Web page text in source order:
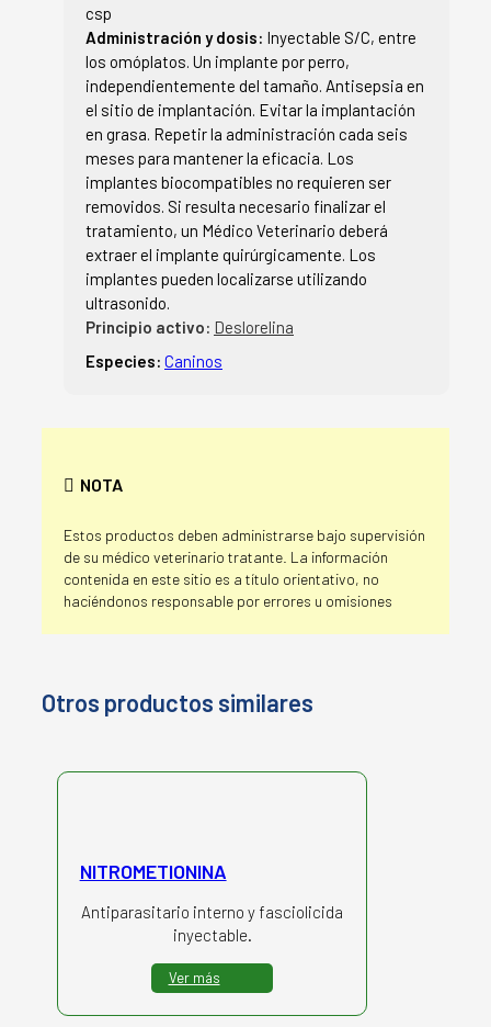
csp
Administración y dosis: Inyectable S/C, entre
los omóplatos. Un implante por perro,
independientemente del tamaño. Antisepsia en
el sitio de implantación. Evitar la implantación
en grasa. Repetir la administración cada seis
meses para mantener la eficacia. Los
implantes biocompatibles no requieren ser
removidos. Si resulta necesario finalizar el
tratamiento, un Médico Veterinario deberá
extraer el implante quirúrgicamente. Los
implantes pueden localizarse utilizando
ultrasonido.
Principio activo: Deslorelina
Especies: Caninos
NOTA
Estos productos deben administrarse bajo supervisión
de su médico veterinario tratante. La información
contenida en este sitio es a título orientativo, no
haciéndonos responsable por errores u omisiones
Otros productos similares
NITROMETIONINA
Antiparasitario interno y fasciolicida
inyectable.
Ver más